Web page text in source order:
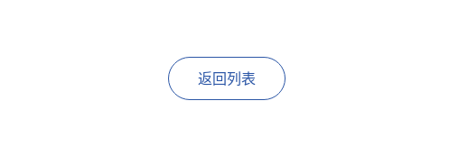
返回列表